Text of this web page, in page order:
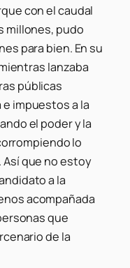
con el caudal
millones, pudo
para bien. En su
lanzaba
públicas
impuestos a la
el poder y la
lo
que no estoy
a la
acompañada
que
de la